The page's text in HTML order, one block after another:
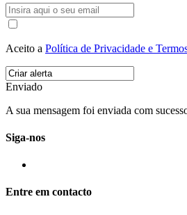
Aceito a Política de Privacidade e
Enviado
A sua mensagem foi enviada com
Siga-nos
Entre em contacto